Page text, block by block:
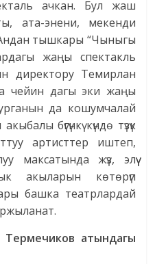
ачкан. Бул жаш
ата-энени, мекенди
Андан тышкары “Чыныгы
жаңы спектакль
директору Темирлан
чейин дагы эки жаңы
да кошумчалай
бүгүнкү күндө түзүк
артисттер иштеп,
максатында жүз, элүү
акыларын көтөрүп
башка театрлардай
атындагы